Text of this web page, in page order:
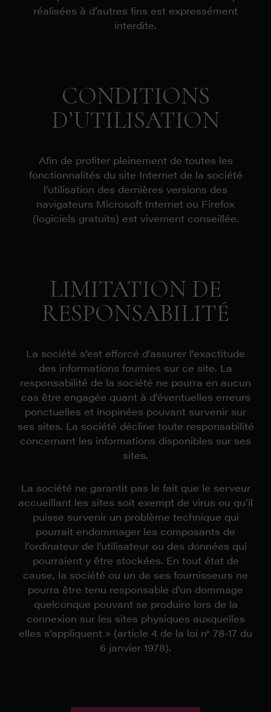
réalisées à d’autres fins est expressément
interdite.
CONDITIONS
D’UTILISATION
Afin de profiter pleinement de toutes les
fonctionnalités du site Internet de la société
l’utilisation des dernières versions des
navigateurs Microsoft Internet ou Firefox
(logiciels gratuits) est vivement conseillée.
LIMITATION DE
RESPONSABILITÉ
La société s’est efforcé d’assurer l’exactitude
des informations fournies sur ce site. La
responsabilité de la société ne pourra en aucun
cas être engagée quant à d’éventuelles erreurs
ponctuelles et inopinées pouvant survenir sur
ses sites. La société décline toute responsabilité
concernant les informations disponibles sur ses
sites.
La société ne garantit pas le fait que le serveur
accueillant les sites soit exempt de virus ou qu’il
puisse survenir un problème technique qui
pourrait endommager les composants de
l’ordinateur de l’utilisateur ou des données qui
pourraient y être stockées. En tout état de
cause, la société ou un de ses fournisseurs ne
pourra être tenu responsable d’un dommage
quelconque pouvant se produire lors de la
connexion sur les sites physiques auxquelles
elles s’appliquent » (article 4 de la loi n° 78-17 du
6 janvier 1978).